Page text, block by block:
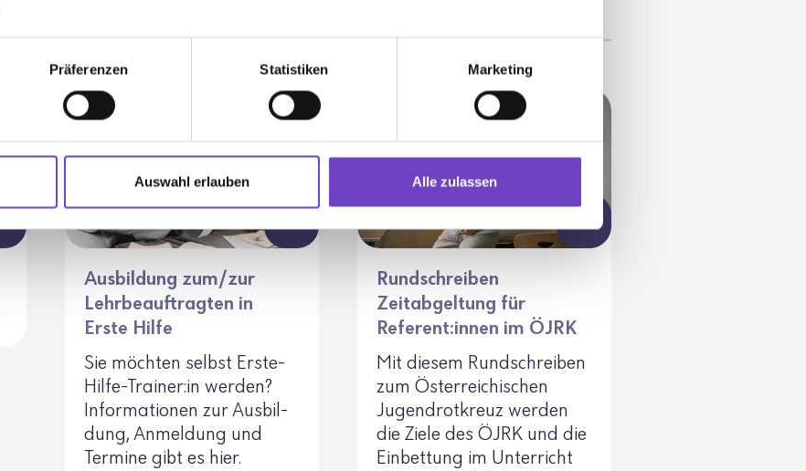
Präferenzen Statistiken Marketing
Auswahl erlauben Alle zulassen
Ausbildung zum/zur
Lehrbeauftragten in
Erste Hilfe
Sie möchten selbst Erste-
Hilfe-Trainer:in werden?
Infor­ma­tionen zur Ausbil­
dung, Anmel­dung und
Termine gibt es hier.
Rundschreiben
Zeitabgeltung für
Referent:innen im ÖJRK
Mit diesem Rund­schreiben
zum Öster­rei­chi­schen
Jugend­rot­kreuz werden
die Ziele des ÖJRK und die
Einbet­tung im Unter­richt